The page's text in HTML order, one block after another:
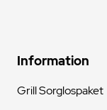
Information
Grill Sorglospaket